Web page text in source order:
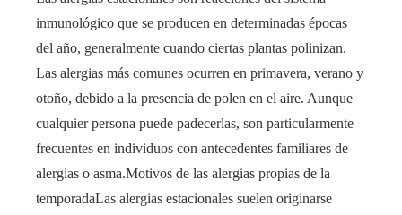
inmunológico que se producen en determinadas épocas
del año, generalmente cuando ciertas plantas polinizan.
Las alergias más comunes ocurren en primavera, verano y
otoño, debido a la presencia de polen en el aire. Aunque
cualquier persona puede padecerlas, son particularmente
frecuentes en individuos con antecedentes familiares de
alergias o asma.Motivos de las alergias propias de la
temporadaLas alergias estacionales suelen originarse